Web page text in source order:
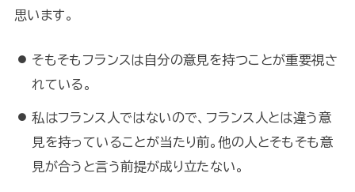
思います。
そもそもフランスは自分の意見を持つことが重要視さ
れている。
私はフランス人ではないので、フランス人とは違う意
見を持っていることが当たり前。他の人とそもそも意
見が合うと言う前提が成り立たない。